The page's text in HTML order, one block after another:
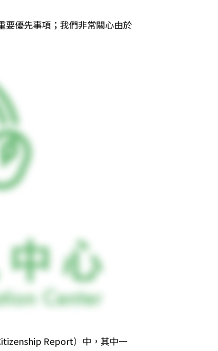
要優先事項；我們非常關心由於
Report）中，其中一